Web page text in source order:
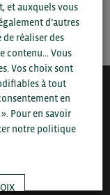
?
association de plus
le Conseil régional
et auxquels vous
d’autres
réaliser des
contenu... Vous
Vos choix sont
à tout
en
Pour en savoir
notre politique